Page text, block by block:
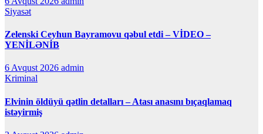
Siyasət
Zelenski Ceyhun Bayramovu qəbul etdi – VİDEO –
YENİLƏNİB
6 Avqust 2026 admin
Kriminal
Elvinin öldüyü qətlin detalları – Atası anasını bıçaqlamaq
istəyirmiş